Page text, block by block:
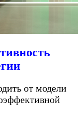
от модели